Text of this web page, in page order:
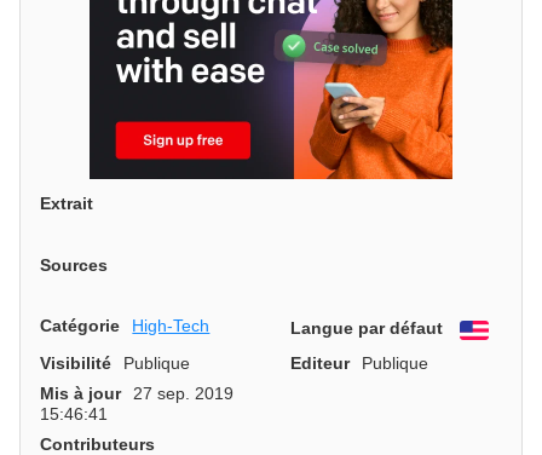
Extrait
Sources
Catégorie High-Tech Langue par défaut
Visibilité
Publique Editeur
Publique
Mis à jour
27 sep. 2019
15:46:41
Contributeurs